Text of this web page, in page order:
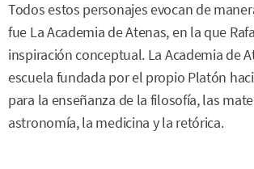
Todos estos personajes evocan de
fue La Academia de Atenas, en la que
inspiración conceptual. La Academia de
escuela fundada por el propio Platón
para la enseñanza de la filosofía, las
astronomía, la medicina y la retórica.